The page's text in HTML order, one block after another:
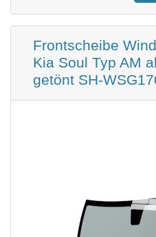
Frontscheibe
Kia Soul Typ AM
getönt SH-